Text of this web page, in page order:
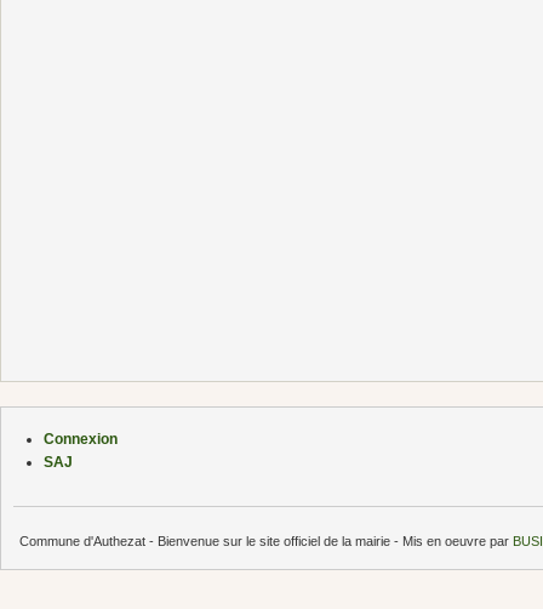
Connexion
SAJ
Commune d'Authezat - Bienvenue sur le site officiel de la mairie - Mis en oeuvre par